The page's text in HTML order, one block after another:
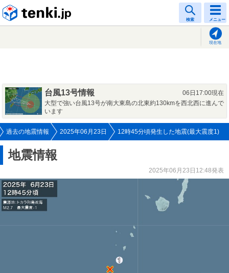
検索 メニュー
現在地
台風13号情報
06日17:00現在
大型で強い台風13号が南大東島の北東約130kmを西北西に進んで
います
過去の地震情報 2025年06月23日 12時45分頃発生した地震(最大震度1)
地震情報
2025年06月23日12:48発表